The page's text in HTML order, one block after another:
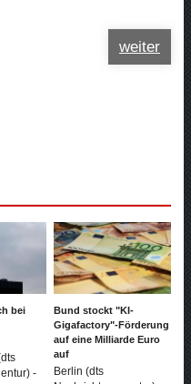
weiter
bei
-
Bund stockt "KI-
Gigafactory"-Förderung
auf eine Milliarde Euro
auf
Berlin (dts